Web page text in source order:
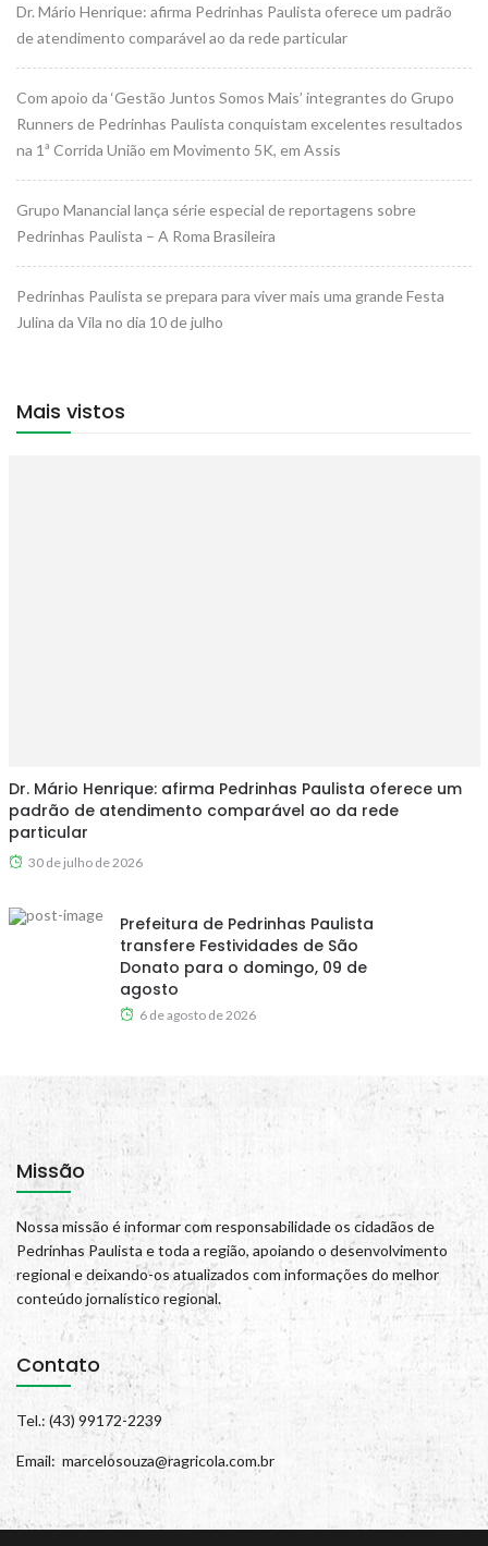
Dr. Mário Henrique: afirma Pedrinhas Paulista oferece um padrão
de atendimento comparável ao da rede particular
Com apoio da ‘Gestão Juntos Somos Mais’ integrantes do Grupo
Runners de Pedrinhas Paulista conquistam excelentes resultados
na 1ª Corrida União em Movimento 5K, em Assis
Grupo Manancial lança série especial de reportagens sobre
Pedrinhas Paulista – A Roma Brasileira
Pedrinhas Paulista se prepara para viver mais uma grande Festa
Julina da Vila no dia 10 de julho
Mais vistos
Dr. Mário Henrique: afirma Pedrinhas Paulista oferece um
padrão de atendimento comparável ao da rede
particular
30 de julho de 2026
Prefeitura de Pedrinhas Paulista
transfere Festividades de São
Donato para o domingo, 09 de
agosto
6 de agosto de 2026
Missão
Nossa missão é informar com responsabilidade os cidadãos de
Pedrinhas Paulista e toda a região, apoiando o desenvolvimento
regional e deixando-os atualizados com informações do melhor
conteúdo jornalístico regional.
Contato
Tel.: (43) 99172-2239
Email: marcelosouza@ragricola.com.br